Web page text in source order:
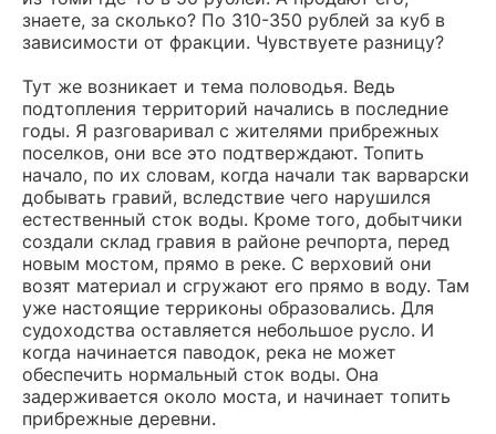
знаете, за сколько? По 310-350 рублей за куб в
зависимости от фракции. Чувствуете разницу?
Тут же возникает и тема половодья. Ведь
подтопления территорий начались в последние
годы. Я разговаривал с жителями прибрежных
поселков, они все это подтверждают. Топить
начало, по их словам, когда начали так варварски
добывать гравий, вследствие чего нарушился
естественный сток воды. Кроме того, добытчики
создали склад гравия в районе речпорта, перед
новым мостом, прямо в реке. С верховий они
возят материал и сгружают его прямо в воду. Там
уже настоящие терриконы образовались. Для
судоходства оставляется небольшое русло. И
когда начинается паводок, река не может
обеспечить нормальный сток воды. Она
задерживается около моста, и начинает топить
прибрежные деревни.